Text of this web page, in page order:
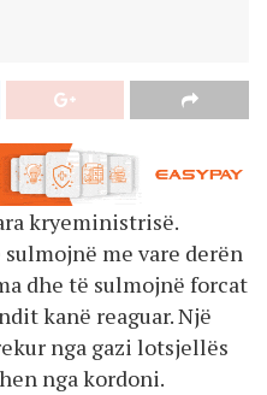
kryeministrisë.
me vare derën
dhe të sulmojnë forcat
kanë reaguar. Një
nga gazi lotsjellës
nga kordoni.